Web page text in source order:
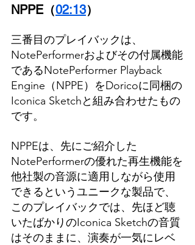
NPPE（02:13）
三番目のプレイバックは、
NotePerformerおよびその付属機能
であるNotePerformer Playback
Engine（NPPE）をDoricoに同梱の
Iconica Sketchと組み合わせたもの
です。
NPPEは、先にご紹介した
NotePerformerの優れた再生機能を
他社製の音源に適用しながら使用
できるというユニークな製品で、
このプレイバックでは、先ほど聴
いたばかりのIconica Sketchの音質
はそのままに、演奏が一気にレベ